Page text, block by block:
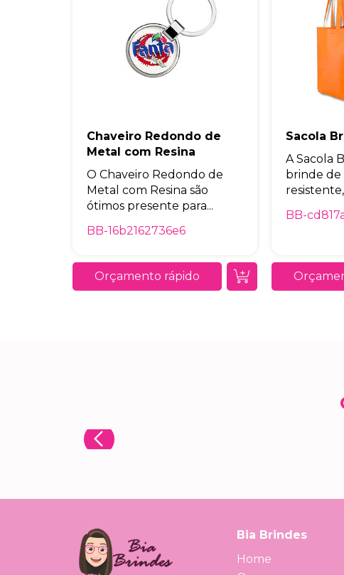
Chaveiro Redondo de
Metal com Resina
O Chaveiro Redondo de
Metal com Resina são
ótimos presente para...
BB-16b2162736e6
Orçamento rápido
Sacola
A Sacola
brinde de
BB-
Bia Brindes
Home